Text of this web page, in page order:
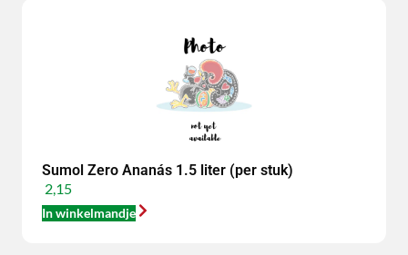
Sumol Zero Ananás 1.5 liter (per stuk)
2,15
In winkelmandje